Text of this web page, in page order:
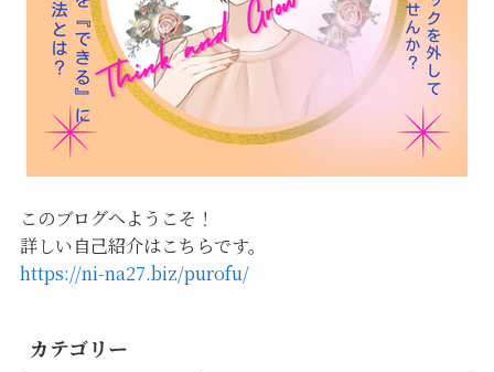
このブログへようこそ！
詳しい自己紹介はこちらです。
https://ni-na27.biz/purofu/
カテゴリー